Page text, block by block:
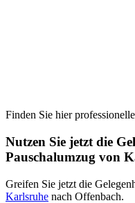
Finden Sie hier
Nutzen Sie jetzt die
Pauschalumzug von
Greifen Sie jetzt die
Karlsruhe nach Offenbach.